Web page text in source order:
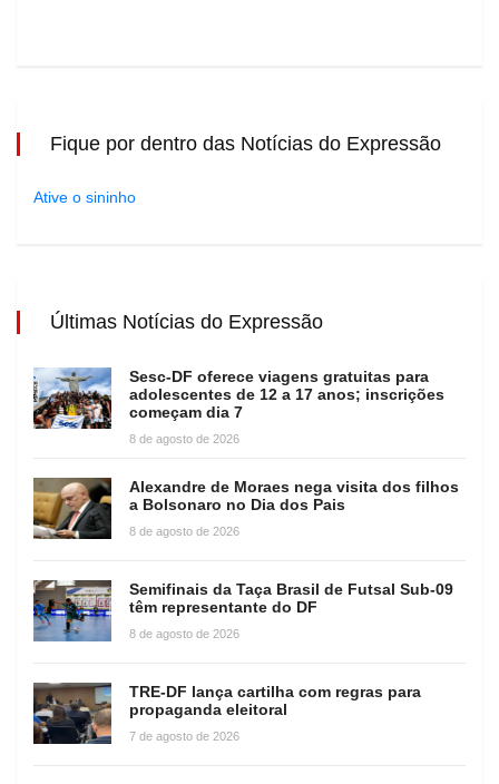
Fique por dentro das Notícias do Expressão
Ative o sininho
Últimas Notícias do Expressão
Sesc-DF oferece viagens gratuitas para
adolescentes de 12 a 17 anos; inscrições
começam dia 7
8 de agosto de 2026
Alexandre de Moraes nega visita dos filhos
a Bolsonaro no Dia dos Pais
8 de agosto de 2026
Semifinais da Taça Brasil de Futsal Sub-09
têm representante do DF
8 de agosto de 2026
TRE-DF lança cartilha com regras para
propaganda eleitoral
7 de agosto de 2026